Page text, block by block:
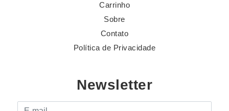
Carrinho
Sobre
Contato
Política de Privacidade
Newsletter
E-mail